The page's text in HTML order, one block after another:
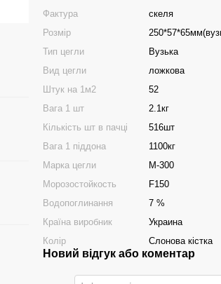
Фактура
скеля
Розмір
Тип цегли
Вузька
Вид цегли
ложкова
Штук на 1м2
52
Вага 1 шт
2.1кг
Кількість шт в пачці
516шт
Вага 1 піддона
1100кг
Марка цегли
М-300
Морозостойкость
F150
Водопоглинання
7 %
Країна виробник
Украина
Колір
Слонова кістка
Новий відгук або коментар